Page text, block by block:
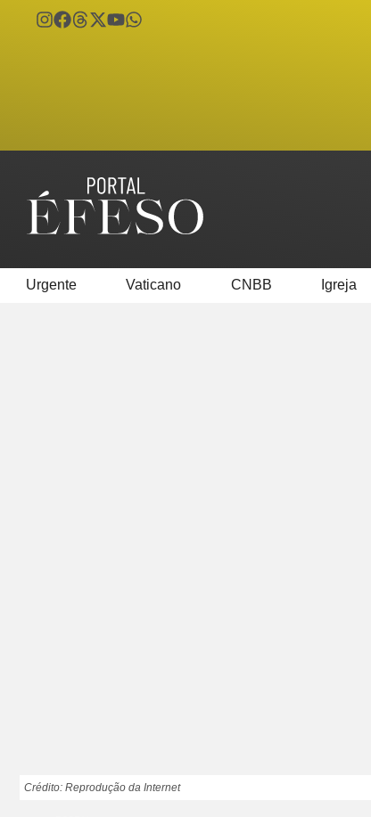
Urgente Vaticano CNBB Igreja
Crédito: Reprodução da Internet